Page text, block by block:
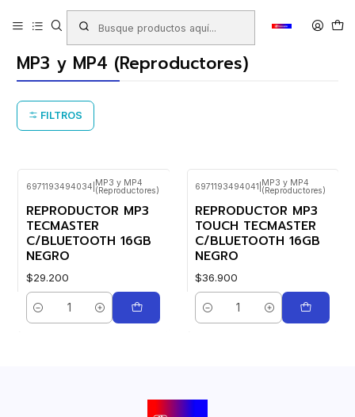
Productos TECNOLOGÍA MP3 y MP4 (Reproductores)
MP3 y MP4 (Reproductores)
FILTROS
6971193494034 MP3 y MP4
(Reproductores)
REPRODUCTOR MP3
TECMASTER
C/BLUETOOTH 16GB
NEGRO
$29.200
Cantidad
6971193494041 MP3 y MP4
(Reproductores)
REPRODUCTOR MP3
TOUCH TECMASTER
C/BLUETOOTH 16GB
NEGRO
$36.900
Cantidad